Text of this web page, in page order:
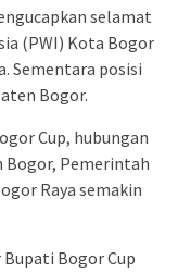
selamat
(PWI) Kota Bogor
Sementara posisi
Bogor.
Cup, hubungan
Bogor, Pemerintah
Raya semakin
Bogor Cup